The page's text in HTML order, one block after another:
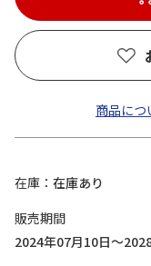
商品につ
在庫
在庫あり
販売期間
2024年07月10日～